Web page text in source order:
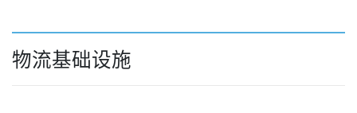
物流基础设施